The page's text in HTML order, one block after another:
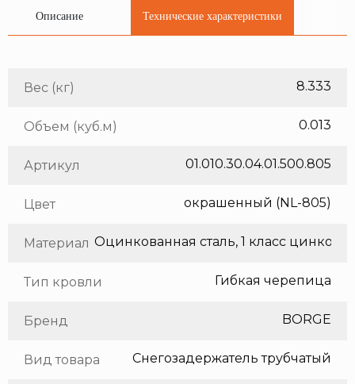
Описание Технические характеристики
Вес (кг) 8.333
Объем (куб.м) 0.013
Артикул 01.010.30.04.01.500.805
Цвет окрашенный (NL-805)
Материал
Тип кровли Гибкая черепица
Бренд BORGE
Вид товара Снегозадержатель трубчатый